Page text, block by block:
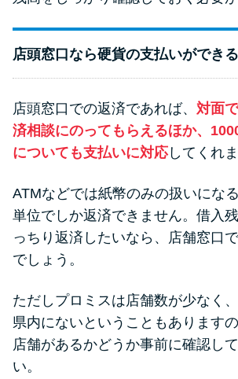
店頭窓口なら硬貨の支払いができる
店頭窓口での返済であれば、 対面
済相談にのってもらえるほか、
についても支払いに対応してくれま
ATMなどでは紙幣のみの扱いにな
単位でしか返済できません。借入
っちり返済したいなら、店舗窓口
でしょう。
ただしプロミスは店舗数が少なく
県内にないということもあります
店舗があるかどうか事前に確認し
い。